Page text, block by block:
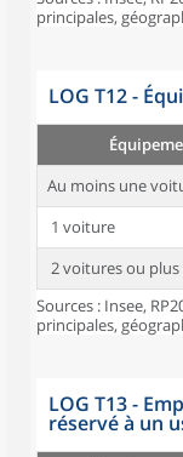
principales,
LOG T12 -
Au moins une
1 voiture
2 voitures ou plus
Sources : Insee,
principales,
LOG T13 -
réservé à un